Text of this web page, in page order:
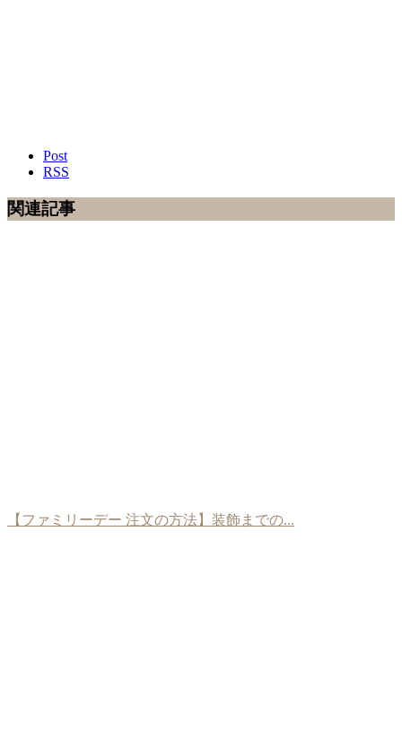
Post
RSS
関連記事
【ファミリーデー 注文の方法】装飾までの...